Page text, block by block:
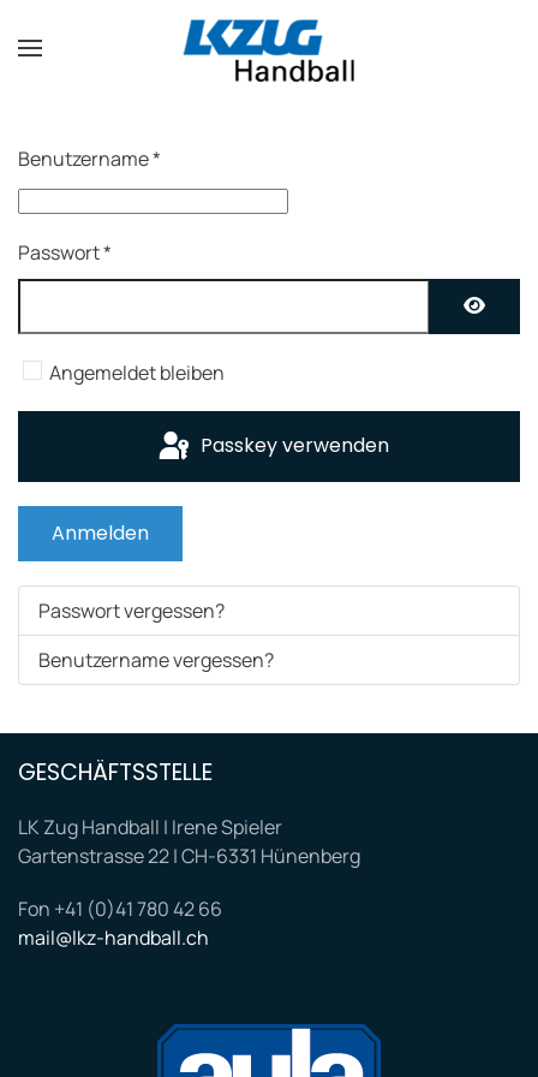
Zum Hauptinhalt springen
Benutzername*
Passwort*
Angemeldet bleiben
Passkey verwenden
Anmelden
Passwort vergessen?
Benutzername vergessen?
GESCHÄFTSSTELLE
LK Zug Handball | Irene Spieler
Gartenstrasse 22 | CH-6331 Hünenberg
Fon +41 (0)41 780 42 66
mail@lkz-handball.ch